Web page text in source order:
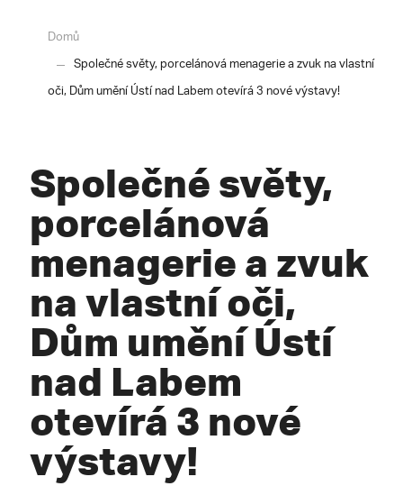
Domů
Společné světy, porcelánová menagerie a zvuk na vlastní
oči, Dům umění Ústí nad Labem otevírá 3 nové výstavy!
Společné světy,
porcelánová
menagerie a zvuk
na vlastní oči,
Dům umění Ústí
nad Labem
otevírá 3 nové
výstavy!